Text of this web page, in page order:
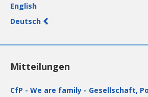
English
Deutsch
Mitteilungen
CfP - We are family - Gesellschaft,